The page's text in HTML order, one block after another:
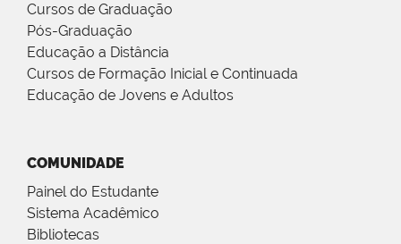
Cursos de Graduação
Pós-Graduação
Educação a Distância
Cursos de Formação Inicial e Continuada
Educação de Jovens e Adultos
COMUNIDADE
Painel do Estudante
Sistema Acadêmico
Bibliotecas